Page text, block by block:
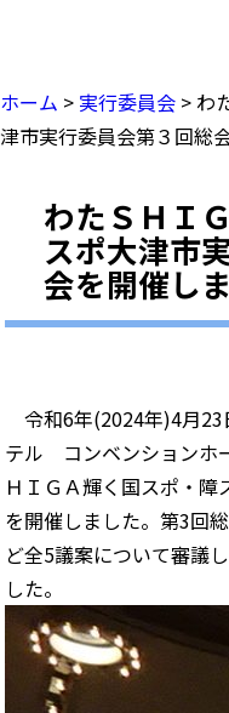
ホーム > 実行委員会 > わ
津市実行委員会第３回総
わたＳＨＩ
スポ大津市
会を開催し
令和6年(2024年)4月23
テル コンベンションホ
ＨＩＧＡ輝く国スポ・障
を開催しました。第3回
ど全5議案について審議
した。